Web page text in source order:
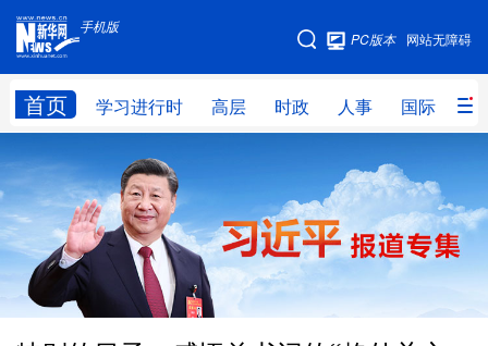
手机版
网站无障碍
PC版本
首页 学习进行时 高层 时政 人事 国际 财
手机版
网站地图
学习进行时 高层 人事
国际 财经 网评 港澳
台湾 思客智库 全球连线 教育
科技 科创 量子